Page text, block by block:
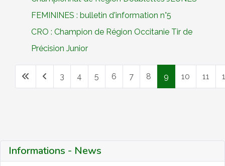
Informations - News
FEMININES : bulletin d'information n°5
CRO : Champion de Région Occitanie Tir de
Précision Junior
Page 9 sur 12
3 4 5 6 7 8 9 10 11